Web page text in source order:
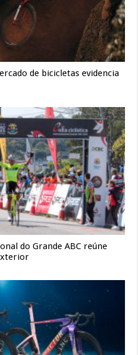
de bicicletas evidencia
do Grande ABC reúne